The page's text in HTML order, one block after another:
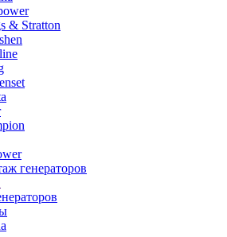
& Stratton
генераторов